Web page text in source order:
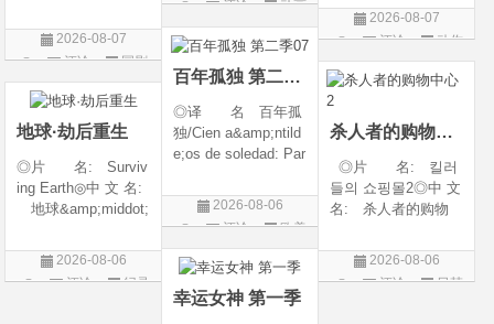
汉语普通话◎上映
日期: 202
评论
动画
片
剧情 / 动作 / 战争◎
上映日期 2026-08-
链接 https://movie.
douban.com/s
2026-08-07
评论
动作
片
年 代: 2026◎
产 地: 中国大
情 / 爱情◎语 言:
汉语普通话◎上映
2026-08-07
评论
国剧
百年孤独 第二季07
◎译 名 百年孤
独/Cien a&amp;ntild
e;os de soledad: Par
ears of Solitude/One
Hundred Years of So
寂/百年孤寂：第一
部(台)/百年孤
2026-08-06
评论
欧美
剧
杀人者的购物中心2
◎片 名: 킬러
들의 쇼핑몰2◎中 文
名: 杀人者的购物
A Shop for Killers S
2 / A Shop for Killers
2026-08-06
评论
日韩
地球·劫后重生
◎片 名: Surviv
ing Earth◎中 文 名:
地球&amp;middot;
名: 幸存地球◎
年 代: 2026◎
2026-08-06
评论
纪录
幸运女神 第一季